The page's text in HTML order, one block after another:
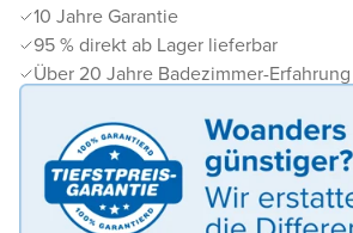
10 Jahre Garantie
95 % direkt ab Lager lieferbar
Über 20 Jahre Badezimmer-Erfahrung